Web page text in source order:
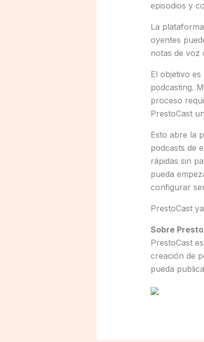
episodios y
La
oyentes
notas de voz
El objetivo
podcasting.
proceso
PrestoCast
Esto abre la
podcasts de
rápidas sin
pueda
configurar
PrestoCast
Sobre
PrestoCast
creación de
pueda